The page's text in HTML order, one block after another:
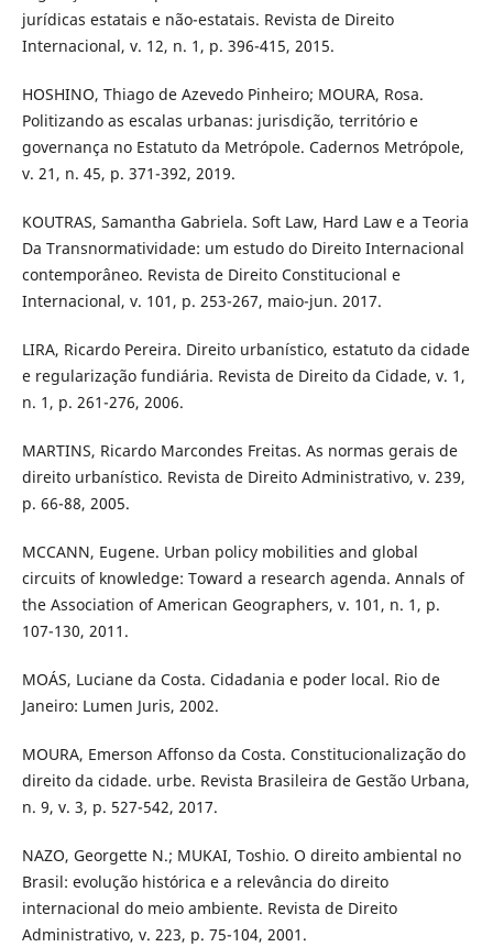
jurídicas estatais e não-estatais. Revista de Direito
Internacional, v. 12, n. 1, p. 396-415, 2015.
HOSHINO, Thiago de Azevedo Pinheiro; MOURA, Rosa.
Politizando as escalas urbanas: jurisdição, território e
governança no Estatuto da Metrópole. Cadernos Metrópole,
v. 21, n. 45, p. 371-392, 2019.
KOUTRAS, Samantha Gabriela. Soft Law, Hard Law e a Teoria
Da Transnormatividade: um estudo do Direito Internacional
contemporâneo. Revista de Direito Constitucional e
Internacional, v. 101, p. 253-267, maio-jun. 2017.
LIRA, Ricardo Pereira. Direito urbanístico, estatuto da cidade
e regularização fundiária. Revista de Direito da Cidade, v. 1,
n. 1, p. 261-276, 2006.
MARTINS, Ricardo Marcondes Freitas. As normas gerais de
direito urbanístico. Revista de Direito Administrativo, v. 239,
p. 66-88, 2005.
MCCANN, Eugene. Urban policy mobilities and global
circuits of knowledge: Toward a research agenda. Annals of
the Association of American Geographers, v. 101, n. 1, p.
107-130, 2011.
MOÁS, Luciane da Costa. Cidadania e poder local. Rio de
Janeiro: Lumen Juris, 2002.
MOURA, Emerson Affonso da Costa. Constitucionalização do
direito da cidade. urbe. Revista Brasileira de Gestão Urbana,
n. 9, v. 3, p. 527-542, 2017.
NAZO, Georgette N.; MUKAI, Toshio. O direito ambiental no
Brasil: evolução histórica e a relevância do direito
internacional do meio ambiente. Revista de Direito
Administrativo, v. 223, p. 75-104, 2001.